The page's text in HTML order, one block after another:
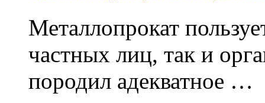
Металлопрокат
частных лиц, так и
породил адекватное …